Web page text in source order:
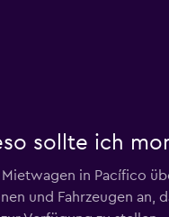
sollte ich
Mietwagen in Pacífico
und Fahrzeugen an,